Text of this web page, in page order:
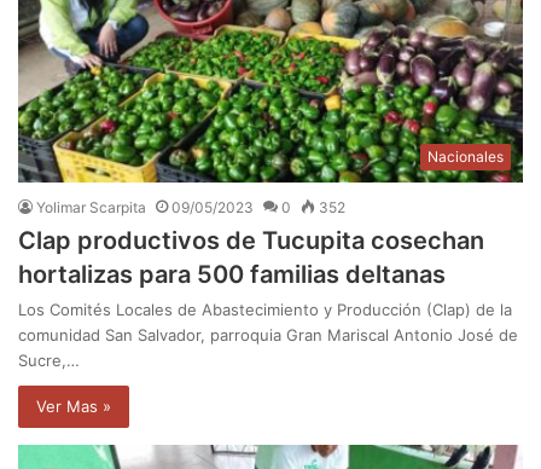
Nacionales
Yolimar Scarpita 09/05/2023 0 352
Clap productivos de Tucupita cosechan
hortalizas para 500 familias deltanas
Los Comités Locales de Abastecimiento y Producción (Clap) de la
comunidad San Salvador, parroquia Gran Mariscal Antonio José de
Sucre,…
Ver Mas »